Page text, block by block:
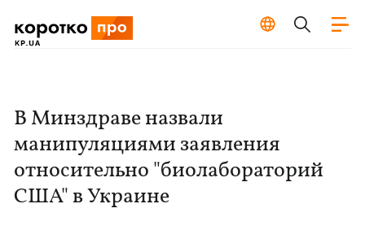
В Минздраве назвали
манипуляциями заявления
относительно "биолабораторий
США" в Украине